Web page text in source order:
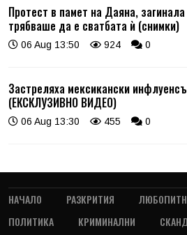
Протест в памет на Даяна,
трябваше да е сватбата ѝ (снимки)
06 Aug 13:50 924 0
Застреляха мексикански
(ЕКСКЛУЗИВНО ВИДЕО)
06 Aug 13:30 455 0
НАЧАЛО РАЗКРИТИЯ
ПОЛИТИКА
КРИМИНАЛНИ